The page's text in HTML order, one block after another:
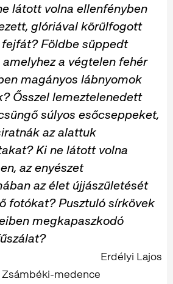
látott volna ellenfényben
glóriával körülfogott
Földbe süppedt
a végtelen fehér
magányos lábnyomok
Ősszel lemeztelenedett
súlyos esőcseppeket,
az alattuk
Ki ne látott volna
az enyészet
az élet újjászületését
fotókat? Pusztuló sírkövek
megkapaszkodó
Erdélyi Lajos
Zsámbéki-medence